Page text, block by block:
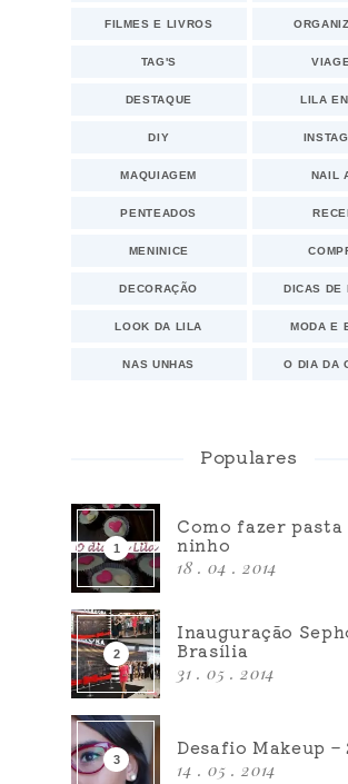
FILMES E LIVROS
TAG'S
DESTAQUE LILA
DIY
MAQUIAGEM NAIL
PENTEADOS
MENINICE
DECORAÇÃO DICAS DE
LOOK DA LILA MODA E
NAS UNHAS O DIA DA
Populares
Como fazer
ninho
18 . 04 . 2014
Inauguração
Brasília
31 . 05 . 2014
Desafio Makeup –
14 . 05 . 2014